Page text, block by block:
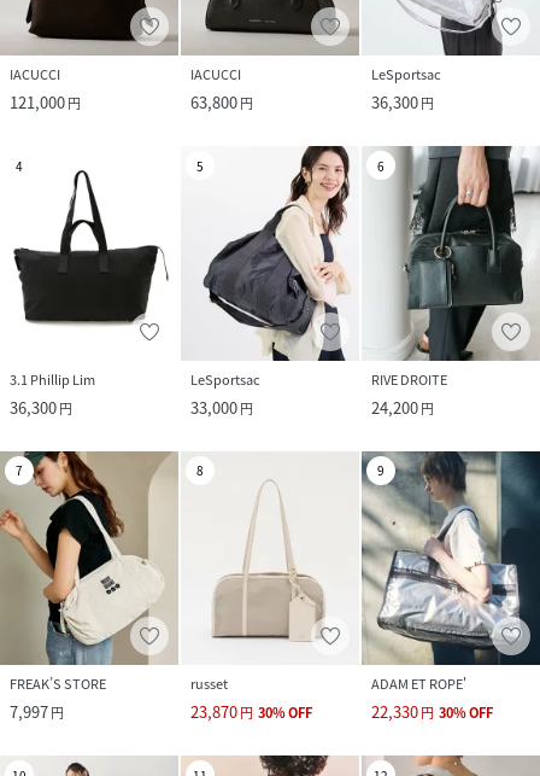
IACUCCI
121,000円
IACUCCI
63,800円
LeSportsac
36,300円
4
3.1 Phillip Lim
36,300円
5
LeSportsac
33,000円
6
RIVE DROITE
24,200円
7
FREAK’S STORE
7,997円
8
russet
23,870円 30%OFF
9
ADAM ET ROPE'
22,330円 30%OFF